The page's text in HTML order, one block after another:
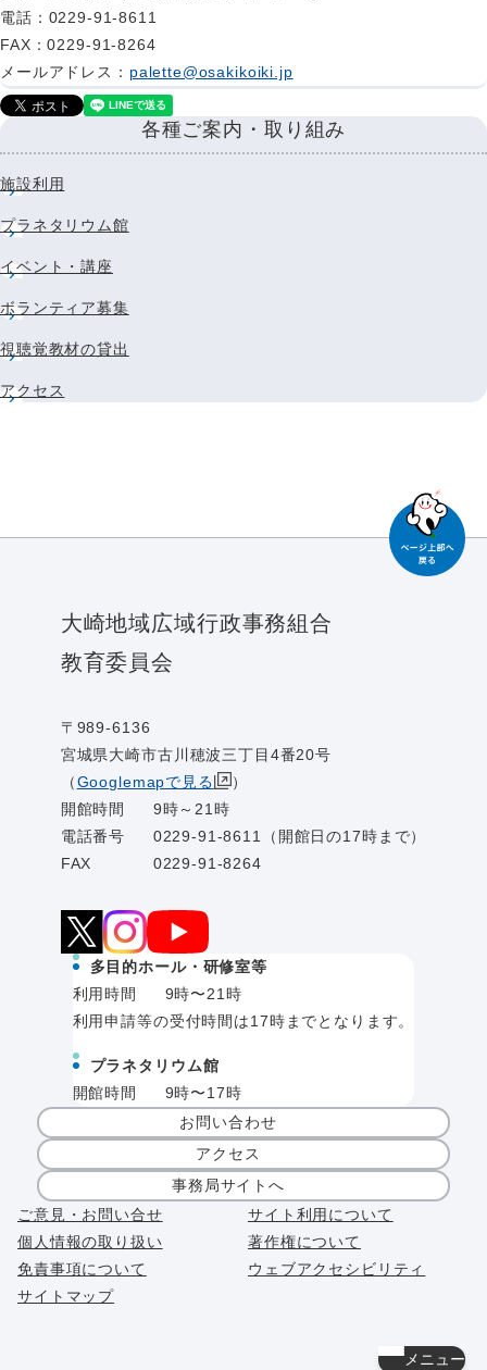
メニュー
電話 ：0229-91-8611
FAX ：0229-91-8264
メールアドレス ： palette@osakikoiki.jp
各種ご案内・取り組み
施設利用
プラネタリウム館
イベント・講座
ボランティア募集
視聴覚教材の貸出
アクセス
大崎地域広域行政事務組合
教育委員会
〒989-6136
宮城県大崎市古川穂波三丁目4番20号
（Googlemapで見る
）
開館時間
9時～21時
電話番号
0229-91-8611（開館日の17時まで）
FAX
0229-91-8264
多目的ホール・研修室等
利用時間
9時〜21時
利用申請等の受付時間は17時までとなります。
プラネタリウム館
開館時間
9時〜17時
お問い合わせ
アクセス
事務局サイトへ
ご意見・お問い合せ
サイト利用について
個人情報の取り扱い
著作権について
免責事項について
ウェブアクセシビリティ
サイトマップ